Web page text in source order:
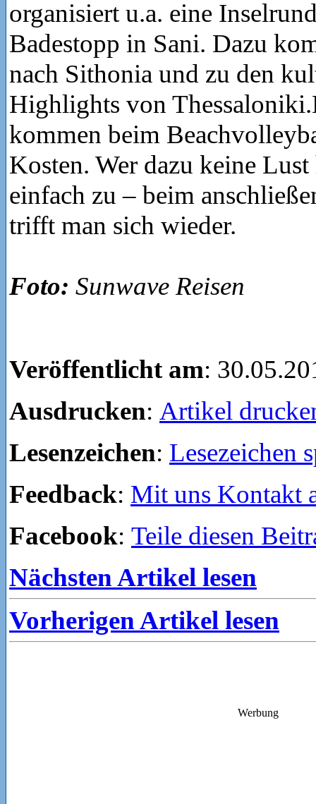
organisiert u.a. eine
Badestopp in Sani. Dazu
nach Sithonia und zu den
Highlights von
kommen beim
Kosten. Wer dazu keine Lust
einfach zu – beim
trifft man sich wieder.
Foto: Sunwave Reisen
Veröffentlicht am:
Ausdrucken: Artikel
Lesenzeichen: Lesezeichen
Feedback: Mit uns Kontakt
Facebook: Teile diesen
Nächsten Artikel lesen
Vorherigen Artikel lesen
Werbung